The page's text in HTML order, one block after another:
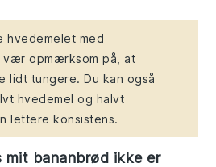
hvedemelet med
vær opmærksom på, at
lidt tungere. Du kan også
hvedemel og halvt
lettere konsistens.
mit bananbrød ikke er